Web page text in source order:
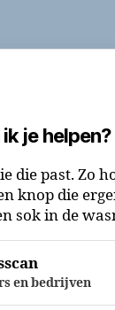
je helpen?
die past. Zo
knop die
sok in de
en bedrijven